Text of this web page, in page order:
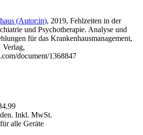
(Autor:in), 2019, Fehlzeiten in der
und Psychotherapie. Analyse und
für das Krankenhausmanagement,
document/1368847
Inkl. MwSt.
alle Geräte